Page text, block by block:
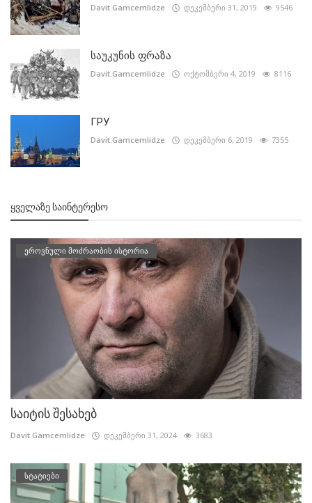
Davit.Gamcemlidze დეკემბერი 31, 2019 9546
საუკუნის ფრაზა
Davit.Gamcemlidze ოქტომბერი 4, 2019 8116
ГРУ
Davit.Gamcemlidze დეკემბერი 6, 2019 7355
ᲧᲕᲔᲚᲐᲖᲔ ᲡᲐᲘᲜᲢᲔᲠᲔᲡᲝ
ეროვნული მოძრაობის ისტორია
საიტის შესახებ
Davit.Gamcemlidze დეკემბერი 31, 2024 3683
სტატიები